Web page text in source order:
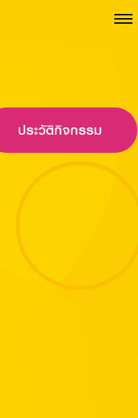
ประวัติกิจกรรม